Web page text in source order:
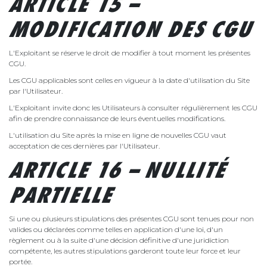
MODIFICATION DES CGU
L'Exploitant se réserve le droit de modifier à tout moment les présentes
CGU.
Les CGU applicables sont celles en vigueur à la date d'utilisation du Site
par l'Utilisateur.
L'Exploitant invite donc les Utilisateurs à consulter régulièrement les CGU
afin de prendre connaissance de leurs éventuelles modifications.
L'utilisation du Site après la mise en ligne de nouvelles CGU vaut
acceptation de ces dernières par l'Utilisateur.
ARTICLE 16 – NULLITÉ
PARTIELLE
Si une ou plusieurs stipulations des présentes CGU sont tenues pour non
valides ou déclarées comme telles en application d'une loi, d'un
règlement ou à la suite d'une décision définitive d'une juridiction
compétente, les autres stipulations garderont toute leur force et leur
portée.